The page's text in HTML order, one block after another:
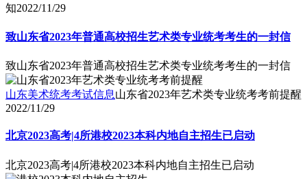
知2022/11/29
致山东省2023年普通高校招生艺术类专业统考考生的一封信
致山东省2023年普通高校招生艺术类专业统考考生的一封信
山东美术统考考试信息山东省2023年艺术类专业统考考前提醒
2022/11/29
北京2023高考|4所港校2023本科内地自主招生已启动
北京2023高考|4所港校2023本科内地自主招生已启动